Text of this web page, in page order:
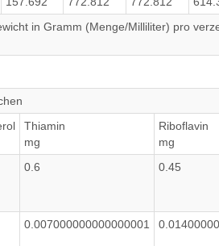
in Gramm (Menge/Milliliter) pro
Thiamin
mg
Riboflavin
mg
0.6 0.45
0.007000000000000001